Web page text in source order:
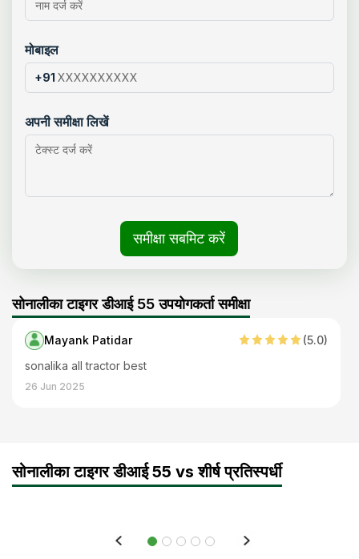
मोबाइल
+91
अपनी समीक्षा लिखें
समीक्षा सबमिट करें
सोनालीका टाइगर डीआई 55 उपयोगकर्ता समीक्षा
Mayank Patidar (5.0)
sonalika all tractor best
26 Jun 2025
सोनालीका टाइगर डीआई 55 vs शीर्ष प्रतिस्पर्धी